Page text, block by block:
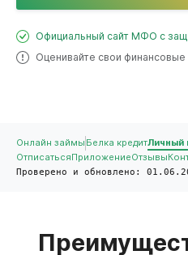
Официальный сайт МФО с
Оценивайте свои
Онлайн займы Белка кредитЛичный
Отписаться ПриложениеОтзывы
Проверено и обновлено: